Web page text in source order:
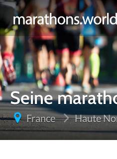
Seine
France Haute